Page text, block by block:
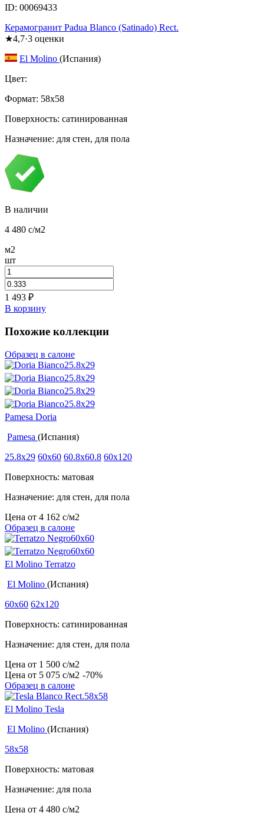
ID: 00069433
Керамогранит Padua Blanco (Satinado) Rect.
★4,7·3 оценки
El Molino (Испания)
Цвет:
Формат: 58x58
Поверхность: сатинированная
Назначение: для стен, для пола
В наличии
4 480 c/м2
м2
шт
1 493 ₽
В корзину
Похожие коллекции
Образец в салоне
Pamesa Doria
Pamesa (Испания)
25.8x29 60x60 60.8x60.8 60x120
Поверхность: матовая
Назначение: для стен, для пола
Цена от 4 162 c/м2
Образец в салоне
El Molino Terratzo
El Molino (Испания)
60x60 62x120
Поверхность: сатинированная
Назначение: для стен, для пола
Цена от 1 500 c/м2
Цена от 5 075 c/м2 -70%
Образец в салоне
El Molino Tesla
El Molino (Испания)
58x58
Поверхность: матовая
Назначение: для пола
Цена от 4 480 c/м2